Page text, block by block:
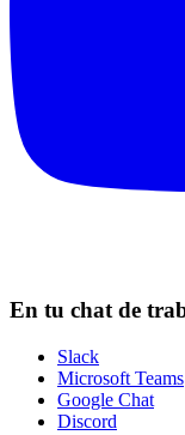
En tu chat de
Slack
Microsoft Teams
Google Chat
Discord